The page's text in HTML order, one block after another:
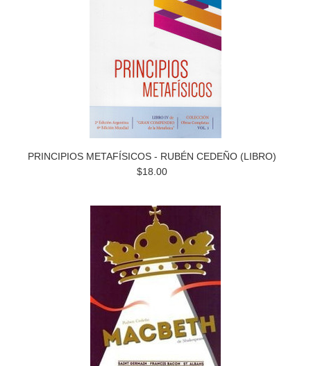
PRINCIPIOS METAFÍSICOS - RUBÉN CEDEÑO (LIBRO)
$18.00